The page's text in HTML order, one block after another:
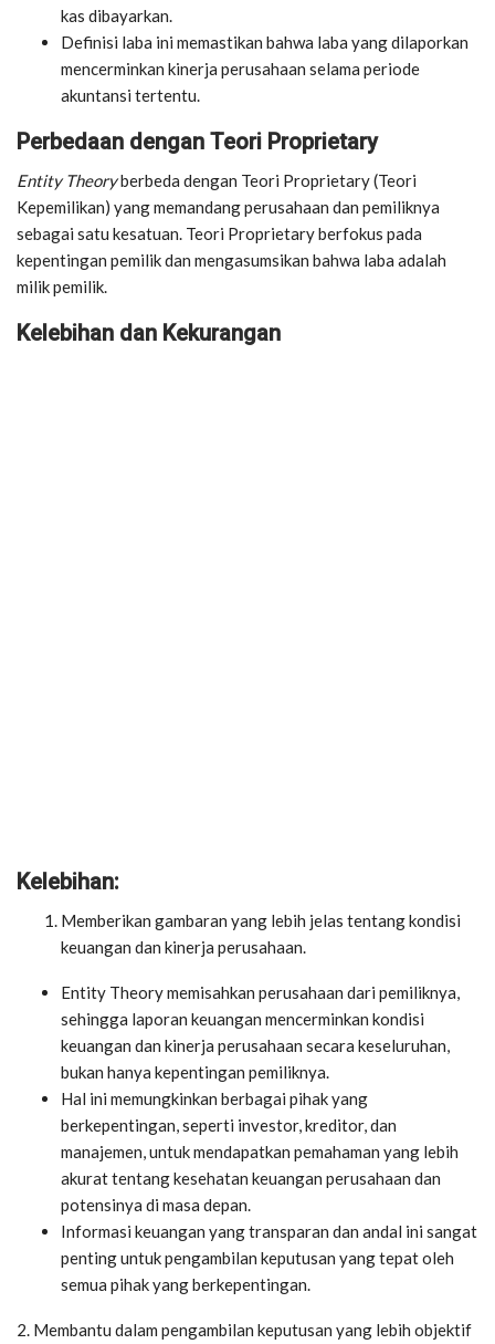
kas dibayarkan.
Definisi laba ini memastikan bahwa laba yang dilaporkan
mencerminkan kinerja perusahaan selama periode
akuntansi tertentu.
Perbedaan dengan Teori Proprietary
Entity Theoryberbeda dengan Teori Proprietary (Teori
Kepemilikan) yang memandang perusahaan dan pemiliknya
sebagai satu kesatuan. Teori Proprietary berfokus pada
kepentingan pemilik dan mengasumsikan bahwa laba adalah
milik pemilik.
Kelebihan dan Kekurangan
Kelebihan:
Memberikan gambaran yang lebih jelas tentang kondisi
keuangan dan kinerja perusahaan.
Entity Theory memisahkan perusahaan dari pemiliknya,
sehingga laporan keuangan mencerminkan kondisi
keuangan dan kinerja perusahaan secara keseluruhan,
bukan hanya kepentingan pemiliknya.
Hal ini memungkinkan berbagai pihak yang
berkepentingan, seperti investor, kreditor, dan
manajemen, untuk mendapatkan pemahaman yang lebih
akurat tentang kesehatan keuangan perusahaan dan
potensinya di masa depan.
Informasi keuangan yang transparan dan andal ini sangat
penting untuk pengambilan keputusan yang tepat oleh
semua pihak yang berkepentingan.
2. Membantu dalam pengambilan keputusan yang lebih objektif